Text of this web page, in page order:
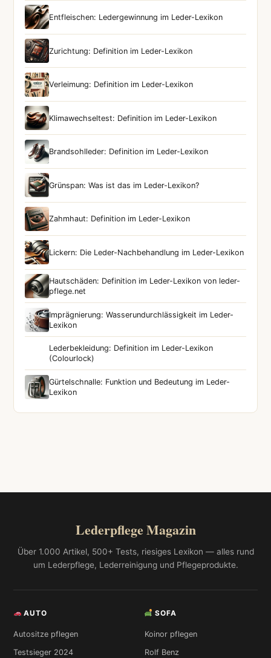
Entfleischen: Ledergewinnung im Leder-Lexikon
Zurichtung: Definition im Leder-Lexikon
Verleimung: Definition im Leder-Lexikon
Klimawechseltest: Definition im Leder-Lexikon
Brandsohlleder: Definition im Leder-Lexikon
Grünspan: Was ist das im Leder-Lexikon?
Zahmhaut: Definition im Leder-Lexikon
Lickern: Die Leder-Nachbehandlung im Leder-Lexikon
Hautschäden: Definition im Leder-Lexikon von leder-
pflege.net
Imprägnierung: Wasserundurchlässigkeit im Leder-
Lexikon
Lederbekleidung: Definition im Leder-Lexikon
(Colourlock)
Gürtelschnalle: Funktion und Bedeutung im Leder-
Lexikon
Lederpflege Magazin
Über 1.000 Artikel, 500+ Tests, riesiges Lexikon — alles rund
um Lederpflege, Lederreinigung und Pflegeprodukte.
AUTO
Autositze pflegen
Testsieger 2024
SOFA
Koinor pflegen
Rolf Benz